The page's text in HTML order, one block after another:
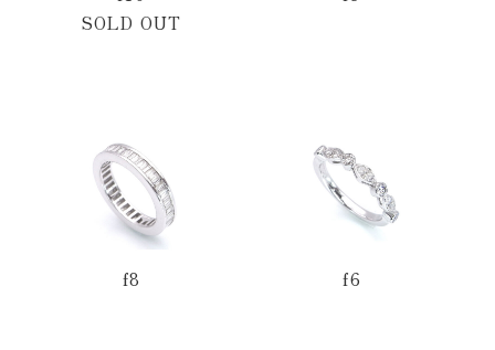
SOLD OUT
f8 f6